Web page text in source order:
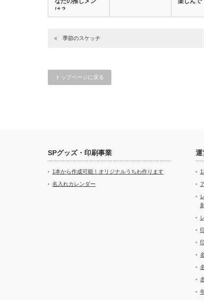
は？
季節のスケッチ
トップページに戻る
SPグッズ・印刷事業
1本から作成可能！オリジナルうちわ作ります
名入れカレンダー
運